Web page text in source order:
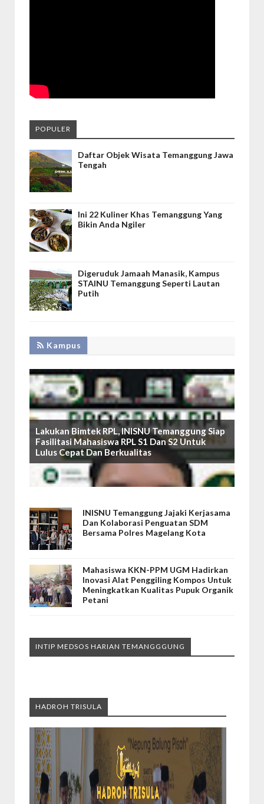
POPULER
Daftar Objek Wisata Temanggung Jawa
Tengah
Ini 22 Kuliner Khas Temanggung Yang
Bikin Anda Ngiler
Digeruduk Jamaah Manasik, Kampus
STAINU Temanggung Seperti Lautan
Putih
Kampus
Lakukan Bimtek RPL, INISNU Temanggung Siap
Fasilitasi Mahasiswa RPL S1 Dan S2 Untuk
Lulus Cepat Dan Berkualitas
INISNU Temanggung Jajaki Kerjasama
Dan Kolaborasi Penguatan SDM
Bersama Polres Magelang Kota
Mahasiswa KKN-PPM UGM Hadirkan
Inovasi Alat Penggiling Kompos Untuk
Meningkatkan Kualitas Pupuk Organik
Petani
INTIP MEDSOS HARIAN TEMANGGGUNG
HADROH TRISULA